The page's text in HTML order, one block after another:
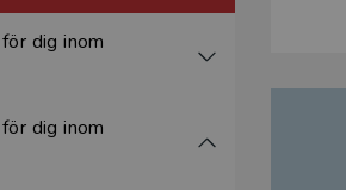
dig inom
dig inom